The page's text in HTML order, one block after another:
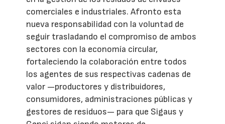
comerciales e industriales. Afronto esta
nueva responsabilidad con la voluntad de
seguir trasladando el compromiso de ambos
sectores con la economía circular,
fortaleciendo la colaboración entre todos
los agentes de sus respectivas cadenas de
valor —productores y distribuidores,
consumidores, administraciones públicas y
gestores de residuos— para que Sigaus y